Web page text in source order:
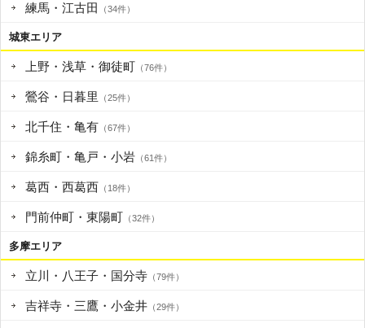
練馬・江古田 （34件）
城東エリア
上野・浅草・御徒町 （76件）
鶯谷・日暮里 （25件）
北千住・亀有 （67件）
錦糸町・亀戸・小岩 （61件）
葛西・西葛西 （18件）
門前仲町・東陽町 （32件）
多摩エリア
立川・八王子・国分寺 （79件）
吉祥寺・三鷹・小金井 （29件）